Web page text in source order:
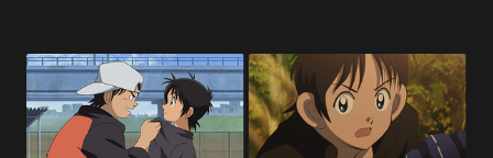
紅葉。そんな夏のある日。若葉は、
光と夏祭りに行く約束をして、キャ
ンプに出かける。数日後、光が何気
なくつけた高校野球に流れてくるニ
ュース。光は耳を疑うが…。【提
供：バンダイチャンネル】
りチームを引っ張る赤石がいた。そ
んな中、光と中西は草野球でピッチ
ャーの青葉と対決することに。勝負
に勝った青葉ではあるが、光の野球
のセンスを認め始めて…。【提供：
バンダイチャンネル】